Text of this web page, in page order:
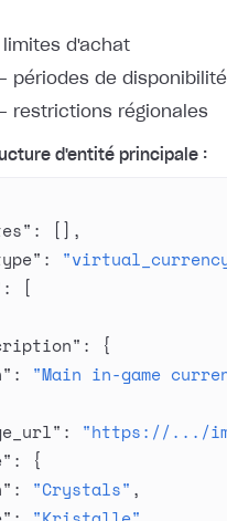
limites d'achat
périodes de disponibilité
restrictions régionales
d'entité principale :
: [],
:
: [
: {
: "Main in-game
: "https://.../
: {
: "Crystals" ,